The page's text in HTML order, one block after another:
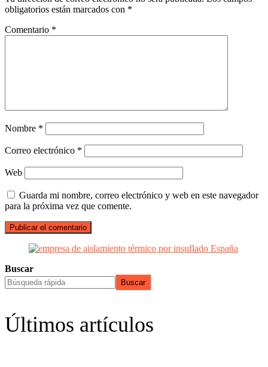
obligatorios están marcados con *
Comentario *
Nombre *
Correo electrónico *
Web
Guarda mi nombre, correo electrónico y web en este navegador
para la próxima vez que comente.
Buscar
Buscar
Últimos artículos